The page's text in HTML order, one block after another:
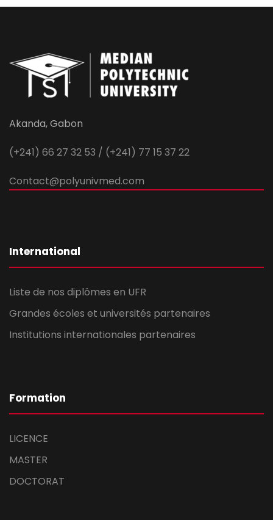
Akanda, Gabon
(+241) 66 27 32 53 / (+241) 77 15 37 22
Contact@polyunivmed.com
International
Liste de nos diplômes en UFR
Grandes écoles et universités partenaires
Institutions internationales partenaires
Formation
LICENCE
MASTER
DOCTORAT